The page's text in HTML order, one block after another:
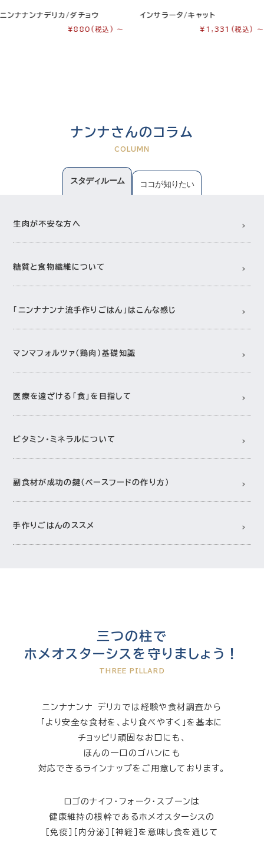
ニンナナンナデリカ/ダチョウ
¥880 (税込) ～
インサラータ/キャット
¥1,331 (税込) ～
ナンナさんのコラム
COLUMN
スタディルーム ココが知りたい
生肉が不安な方へ
糖質と食物繊維について
「ニンナナンナ流手作りごはん」はこんな感じ
マンマフォルツァ（鶏肉）基礎知識
医療を遠ざける「食」を目指して
ビタミン・ミネラルについて
副食材が成功の鍵（ベースフードの作り方）
手作りごはんのススメ
三つの柱で
ホメオスターシスを守りましょう！
THREE PILLARD
ニンナナンナ デリカでは経験や食材調査から
「より安全な食材を、より食べやすく」を基本に
チョッピリ頑固なお口にも、
ほんの一口のゴハンにも
対応できるラインナップをご用意しております。
ロゴのナイフ・フォーク・スプーンは
健康維持の根幹であるホメオスターシスの
［免疫］［内分泌］［神経］を意味し食を通じて